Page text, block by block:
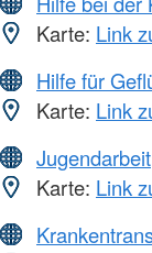
Karte: Link
Hilfe für
Karte: Link
Jugendarbeit
Karte: Link